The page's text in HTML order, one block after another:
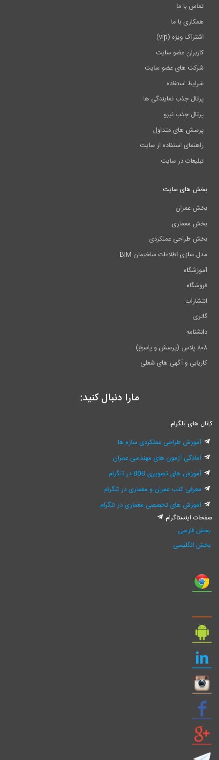
تماس با ما
همکاری با ما
اشتراک ویژه (vip)
کاربران عضو سایت
شرکت های عضو سایت
شرایط استفاده
پرتال جذب نمایندگی ها
پرتال جذب نیرو
پرسش های متداول
راهنمای استفاده از سایت
تبلیغات در سایت
بخش های سایت
بخش عمران
بخش معماری
بخش طراحی عملکردی
مدل سازی اطلاعات ساختمان BIM
آموزشگاه
فروشگاه
انتشارات
گالری
دانشنامه
۸۰۸ پلاس (پرسش و پاسخ)
کاریابی و آگهی های شغلی
مارا دنبال کنید:
کانال های تلگرام
آموزش طراحی عملکردی سازه ها
آمادگی آزمون های مهندسی عمران
آموزش های تصویری 808 در تلگرام
معرفی کتب عمران و معماری در تلگرام
آموزش های تخصصی معماری در تلگرام
صفحات اینستاگرام
بخش فارسی
بخش انگلیسی